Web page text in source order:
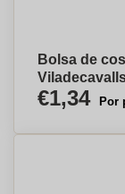
Bolsa de
€1,34 Por